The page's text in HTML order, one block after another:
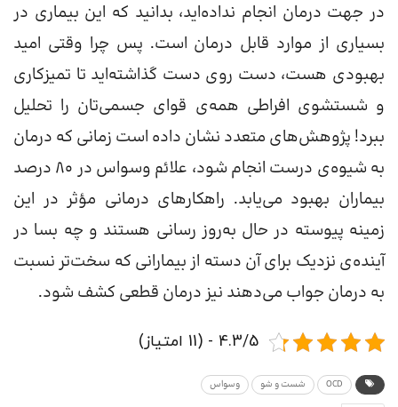
در جهت درمان انجام نداده‌اید، بدانید که این بیماری در
بسیاری از موارد قابل درمان است. پس چرا وقتی امید
بهبودی هست، دست روی دست گذاشته‌اید تا تمیزکاری
و شستشوی افراطی همه‌ی قوای جسمی‌تان را تحلیل
ببرد! پژوهش‌های متعدد نشان داده است زمانی که درمان
به شیوه‌ی درست انجام شود، علائم وسواس در ۸۰ درصد
بیماران بهبود می‌یابد. راهکارهای درمانی مؤثر در این
زمینه پیوسته در حال به‌‌روز رسانی هستند و چه بسا در
آینده‌ی نزدیک برای آن دسته از بیمارانی که سخت‌تر نسبت
به درمان جواب می‌‌دهند نیز درمان قطعی کشف شود.
4.3/5 - (11 امتیاز)
OCD شست و شو وسواس